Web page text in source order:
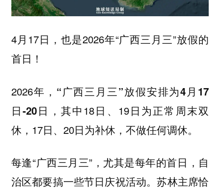
4月17日，也是2026年“广西三月三”放假的
首日！
2026年， “广西三月三”放假安排为4月17
日-20日 ，其中18日、19日为正常周末双
休，17日、20日为补休，不做任何调休。
每逢“广西三月三”，尤其是每年的首日，自
治区都要搞一些节日庆祝活动。苏林主席恰